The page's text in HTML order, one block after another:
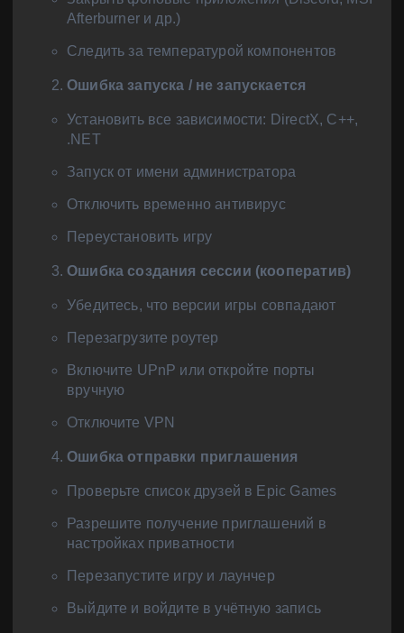
Afterburner и др.)
Следить за температурой компонентов
Ошибка запуска / не запускается
Установить все зависимости: DirectX, C++,
.NET
Запуск от имени администратора
Отключить временно антивирус
Переустановить игру
Ошибка создания сессии (кооператив)
Убедитесь, что версии игры совпадают
Перезагрузите роутер
Включите UPnP или откройте порты
вручную
Отключите VPN
Ошибка отправки приглашения
Проверьте список друзей в Epic Games
Разрешите получение приглашений в
настройках приватности
Перезапустите игру и лаунчер
Выйдите и войдите в учётную запись